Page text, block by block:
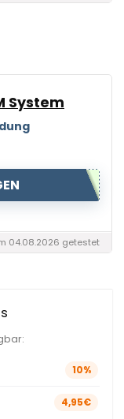
System
04.08.2026 getestet
10%
4,95€